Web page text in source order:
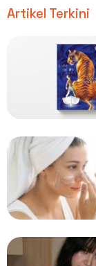
Artikel Terkini